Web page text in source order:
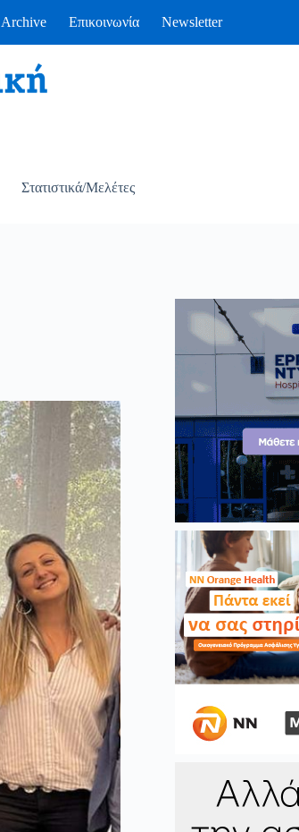
Archive Επικοινωνία Newsletter
Στατιστικά/Μελέτες